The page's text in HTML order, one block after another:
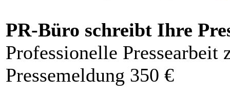
PR-Büro schreibt Ihre
Professionelle Pressearbeit
Pressemeldung 350 €